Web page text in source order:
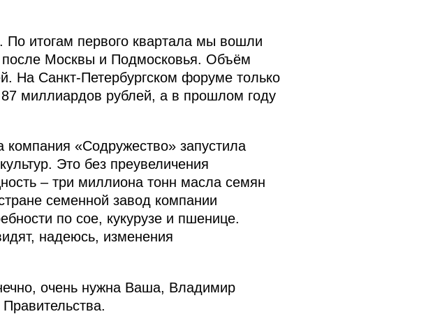
По итогам первого квартала мы вошли
после Москвы и Подмосковья. Объём
На Санкт-Петербургском форуме только
миллиардов рублей, а в прошлом году
«Содружество» запустила
Это без преувеличения
– три миллиона тонн масла семян
семенной завод компании
по сое, кукурузе и пшенице.
надеюсь, изменения
очень нужна Ваша, Владимир